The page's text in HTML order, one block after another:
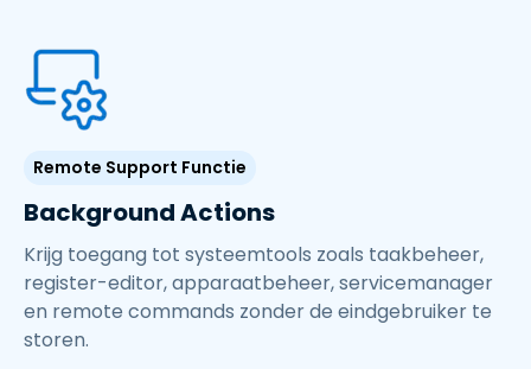
Remote Support Functie
Background Actions
Krijg toegang tot systeemtools zoals taakbeheer,
register-editor, apparaatbeheer, servicemanager
en remote commands zonder de eindgebruiker te
storen.